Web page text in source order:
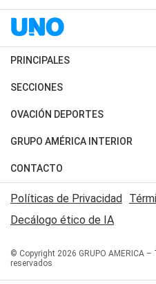
PRINCIPALES
Últimas Noticias
Política
Judiciales
Economia
SECCIONES
Horóscopo
Motores
Trucos caseros
Series y Películas
Edictos y Solicitadas
OVACIÓN DEPORTES
Fútbol
Mundial
Automovilismo
Rugby
Básquet
GRUPO AMÉRICA INTERIOR
Canal 7 en Vivo
San Juan 8
CONTACTO
Acerca de Nosotros
Contactanos
Políticas de Privacidad
Decálogo ético de IA
© Copyright 2026 GRUPO AMERICA
reservados